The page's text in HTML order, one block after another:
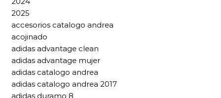
2025
accesorios catalogo andrea
acojinado
adidas advantage clean
adidas advantage mujer
adidas catalogo andrea
adidas catalogo andrea 2017
adidas duramo 8